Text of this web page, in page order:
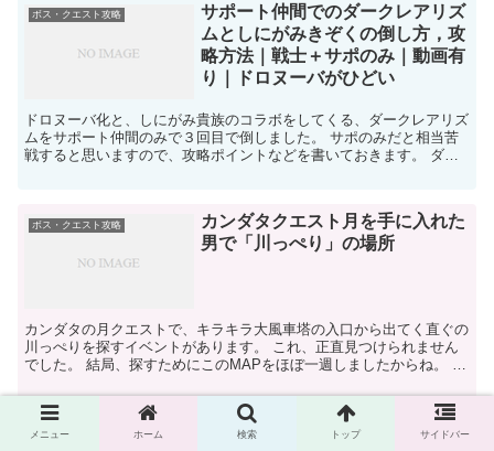
ボス・クエスト攻略
サポート仲間でのダークレアリズ
ムとしにがみきぞくの倒し方，攻
略方法｜戦士＋サポのみ｜動画有
り｜ドロヌーバがひどい
ドロヌーバ化と、しにがみ貴族のコラボをしてくる、ダークレアリズ
ムをサポート仲間のみで３回目で倒しました。 サポのみだと相当苦
戦すると思いますので、攻略ポイントなどを書いておきます。 ダー
ボス・クエスト攻略
カンダタクエスト月を手に入れた
男で「川っぺり」の場所
カンダタの月クエストで、キラキラ大風車塔の入口から出てく直ぐの
川っぺりを探すイベントがあります。 これ、正直見つけられません
でした。 結局、探すためにこのMAPをほぼ一週しましたからね。 そ
ボス・クエスト攻略
サポでの護門将ゴウシルシャの倒
メニュー ホーム 検索 トップ サイドバー